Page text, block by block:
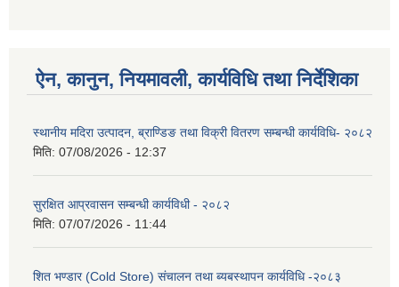
ऐन, कानुन, नियमावली, कार्यविधि तथा निर्देशिका
स्थानीय मदिरा उत्पादन, ब्राण्डिङ तथा विक्री वितरण सम्बन्धी कार्यविधि- २०८२
मिति: 07/08/2026 - 12:37
सुरक्षित आप्रवासन सम्बन्धी कार्यविधी - २०८२
मिति: 07/07/2026 - 11:44
शित भण्डार (Cold Store) संचालन तथा ब्यबस्थापन कार्यविधि -२०८३